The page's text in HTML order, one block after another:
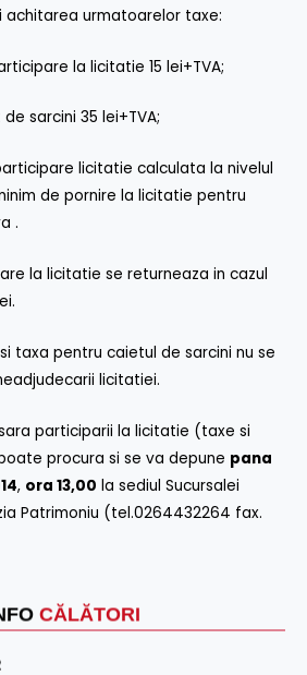
CĂLĂTORI
achitarea urmatoarelor taxe:
la licitatie 15 lei+TVA;
35 lei+TVA;
licitatie calculata la nivelul
de pornire la licitatie pentru
.
la licitatie se returneaza in cazul
taxa pentru caietul de sarcini nu se
licitatiei.
participarii la licitatie (taxe si
procura si se va depune pana
, ora 13,00 la sediul Sucursalei
Patrimoniu (tel.0264432264 fax.